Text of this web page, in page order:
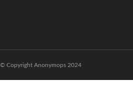
© Copyright Anonymops 2024